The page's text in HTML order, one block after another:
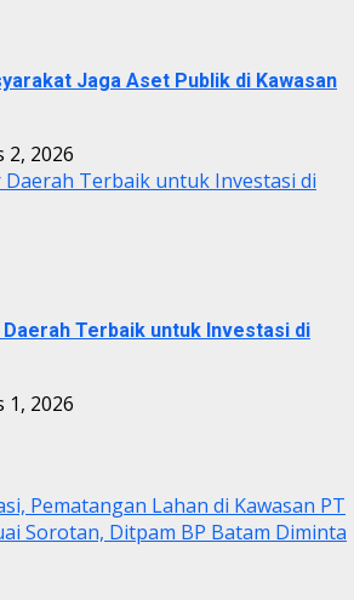
Jaga Aset Publik di Kawasan
2, 2026
Terbaik untuk Investasi di
Terbaik untuk Investasi di
1, 2026
Pematangan Lahan di Kawasan PT
Sorotan, Ditpam BP Batam Diminta